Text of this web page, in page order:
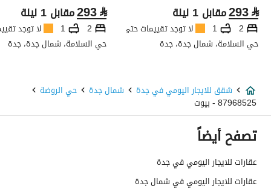
⃁
293مقابل 1 ليلة
2
1
لا توجد تقييمات حتى الآن
حي السلامة، شمال جدة، جدة
⃁
293مقابل 1 ليلة
2
1
لا توجد
حي السلامة، شمال جدة، جدة
شقق للايجار اليومي في جدة شمال جدة حي الروضة
87968525 - بيوت
تصفح أيضاً
عقارات للايجار اليومي في جدة
عقارات للايجار اليومي في شمال جدة